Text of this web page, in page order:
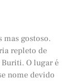
mas gostoso.
repleto de
O lugar é
nome devido